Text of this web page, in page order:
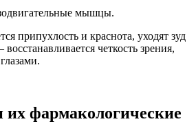
мышцы.
припухлость и краснота, уходят зуд
четкость зрения,
фармакологические